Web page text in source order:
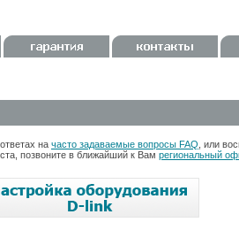
на часто задаваемые вопросы FAQ , или
позвоните в ближайший к Вам региональный